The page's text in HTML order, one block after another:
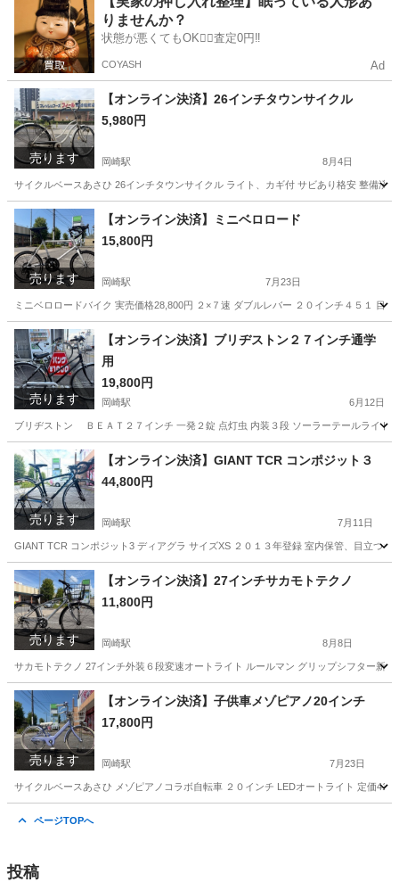
りませんか？
状態が悪くてもOK🙆‍♀️査定0円‼️
COYASH Ad
売ります
【オンライン決済】26インチタウンサイクル
5,980円
岡崎駅 8月4日
サイクルベースあさひ 26インチタウンサイクル ライト、カギ付 サビあり格安 整備済
愛知 岡崎市 岡崎駅 自転車 26インチ
売ります
【オンライン決済】ミニベロロード
15,800円
岡崎駅 7月23日
ミニベロロードバイク 実売価格28,800円 ２×７速 ダブルレバー ２０インチ４５１ 目
愛知 岡崎市 岡崎駅 ロードバイク
売ります
【オンライン決済】ブリヂストン２７インチ通学
用
19,800円
岡崎駅 6月12日
ブリヂストン ＢＥＡＴ２７インチ 一発２錠 点灯虫 内装３段 ソーラーテールライト
愛知 岡崎市 岡崎駅 自転車
売ります
【オンライン決済】GIANT TCR コンポジット３
44,800円
岡崎駅 7月11日
GIANT TCR コンポジット3 ディアグラ サイズXS ２０１３年登録 室内保管、目立つ
愛知 岡崎市 岡崎駅 ロードバイク
売ります
【オンライン決済】27インチサカモトテクノ
11,800円
岡崎駅 8月8日
サカモトテクノ 27インチ外装６段変速オートライト ルールマン グリップシフター新
愛知 岡崎市 岡崎駅 自転車 27インチ
売ります
【オンライン決済】子供車メゾピアノ20インチ
17,800円
岡崎駅 7月23日
サイクルベースあさひ メゾピアノコラボ自転車 ２０インチ LEDオートライト 定価
ページTOPへ
投稿